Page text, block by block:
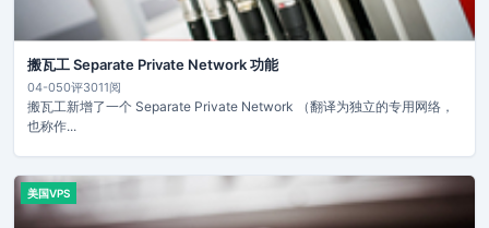
搬瓦工 Separate Private Network 功能
04-050评3011阅
搬瓦工新增了一个 Separate Private Network （翻译为独立的专用网络，
也称作...
美国VPS